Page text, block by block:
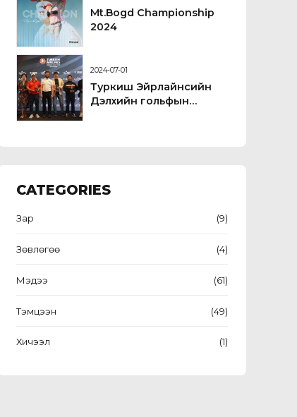
Mt.Bogd Championship
2024
2024-07-01
Туркиш Эйрлайнсийн
Дэлхийн гольфын
CATEGORIES
Зар (9)
Зөвлөгөө (4)
Мэдээ (61)
Тэмцээн (49)
Хичээл (1)